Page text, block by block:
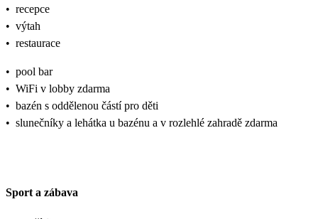
• recepce
• výtah
• restaurace
• pool bar
• WiFi v lobby zdarma
• bazén s oddělenou částí pro děti
• slunečníky a lehátka u bazénu a v rozlehlé zahradě zdarma
Sport a zábava